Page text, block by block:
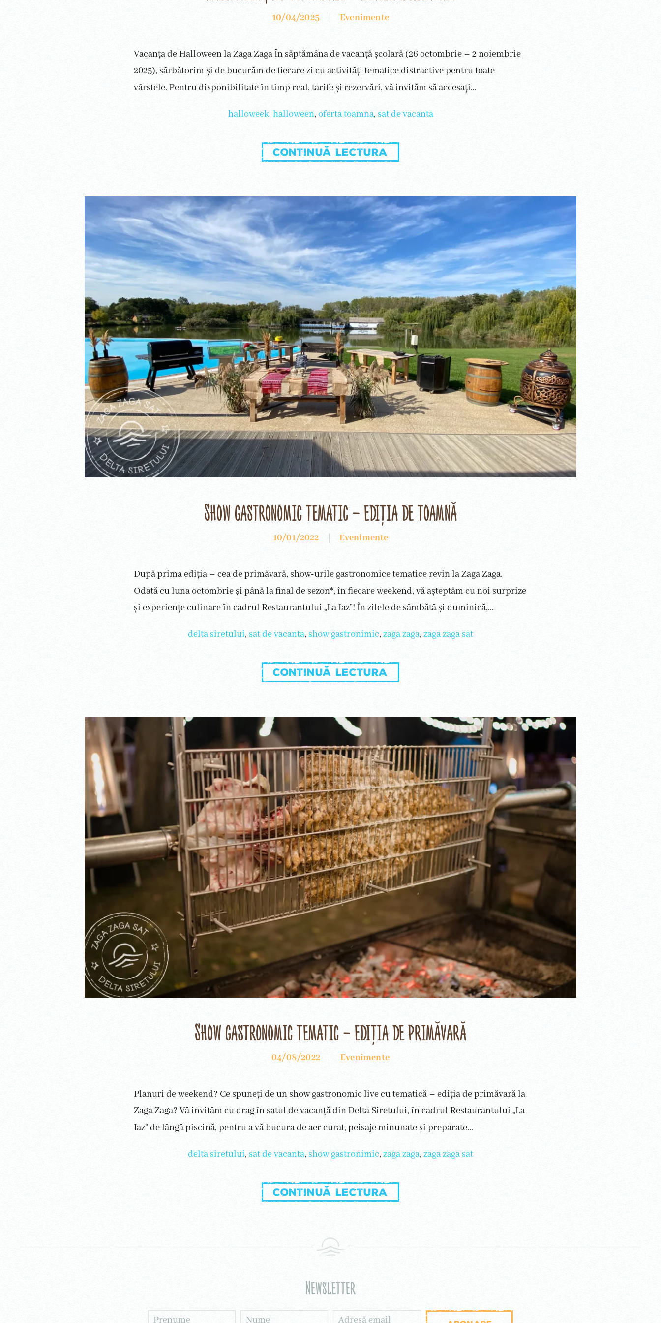
10/04/2025 Evenimente
Vacanța de Halloween la Zaga Zaga În săptămâna de vacanță școlară (26 octombrie – 2 noiembrie
2025), sărbătorim și de bucurăm de fiecare zi cu activități tematice distractive pentru toate
vârstele. Pentru disponibilitate în timp real, tarife și rezervări, vă invităm să accesați...
halloweek, halloween, oferta toamna, sat de vacanta
Continuă lectura
Show gastronomic tematic – ediția de toamnă
10/01/2022 Evenimente
După prima ediția – cea de primăvară, show-urile gastronomice tematice revin la Zaga Zaga.
Odată cu luna octombrie și până la final de sezon*, în fiecare weekend, vă așteptăm cu noi surprize
și experiențe culinare în cadrul Restaurantului „La Iaz”! În zilele de sâmbătă și duminică,...
delta siretului, sat de vacanta, show gastronimic, zaga zaga, zaga zaga sat
Continuă lectura
Show gastronomic tematic – ediția de primăvară
04/08/2022 Evenimente
Planuri de weekend? Ce spuneți de un show gastronomic live cu tematică – ediția de primăvară la
Zaga Zaga? Vă invităm cu drag în satul de vacanță din Delta Siretului, în cadrul Restaurantului „La
Iaz” de lângă piscină, pentru a vă bucura de aer curat, peisaje minunate și preparate...
delta siretului, sat de vacanta, show gastronimic, zaga zaga, zaga zaga sat
Continuă lectura
Newsletter